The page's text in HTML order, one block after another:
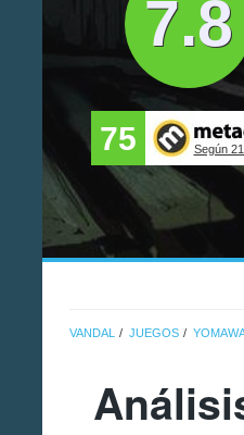
7.8
75 Según
VANDAL JUEGOS